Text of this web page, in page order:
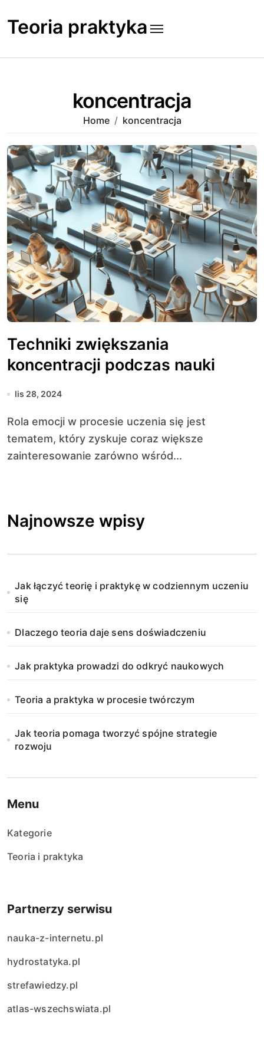
to
content
Teoria praktyka
koncentracja
Home koncentracja
Techniki zwiększania
koncentracji podczas nauki
lis 28, 2024
Rola emocji w procesie uczenia się jest
tematem, który zyskuje coraz większe
zainteresowanie zarówno wśród...
Najnowsze wpisy
Jak łączyć teorię i praktykę w codziennym uczeniu
się
Dlaczego teoria daje sens doświadczeniu
Jak praktyka prowadzi do odkryć naukowych
Teoria a praktyka w procesie twórczym
Jak teoria pomaga tworzyć spójne strategie
rozwoju
Menu
Kategorie
Teoria i praktyka
Partnerzy serwisu
nauka-z-internetu.pl
hydrostatyka.pl
strefawiedzy.pl
atlas-wszechswiata.pl